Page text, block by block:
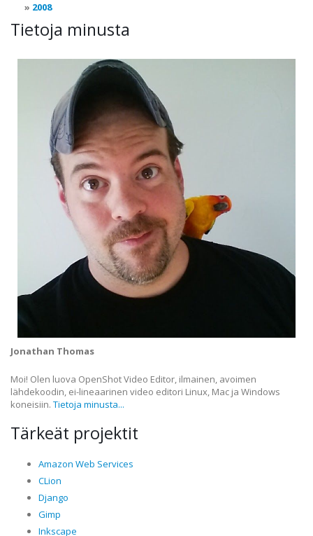
2008
Tietoja minusta
Jonathan Thomas
Moi! Olen luova OpenShot Video Editor, ilmainen, avoimen
lähdekoodin, ei-lineaarinen video editori Linux, Mac ja Windows
koneisiin. Tietoja minusta...
Tärkeät projektit
Amazon Web Services
CLion
Django
Gimp
Inkscape